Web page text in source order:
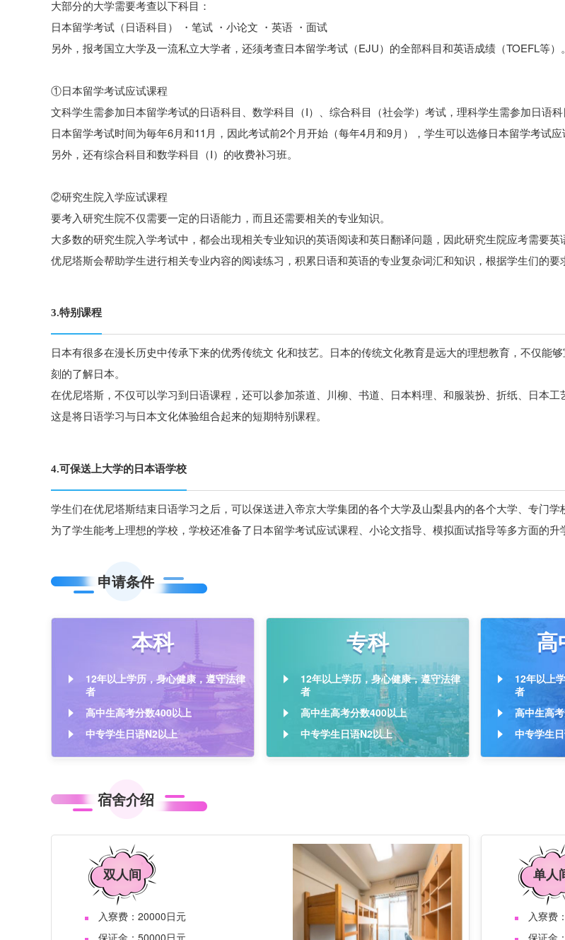
大部分的大学需要考查以下科目：
日本留学考试（日语科目） ・笔试 ・小论文 ・英语 ・面试
另外，报考国立大学及一流私立大学者，还须考查日本留学考试（EJU）的全部科目和英语成绩（TOEFL等）。
①日本留学考试应试课程
文科学生需参加日本留学考试的日语科目、数学科目（Ⅰ）、综合科目（社会学）考试，理科学生需参加日语
日本留学考试时间为毎年6月和11月，因此考试前2个月开始（每年4月和9月），学生可以选修日本留学考试
另外，还有综合科目和数学科目（Ⅰ）的收费补习班。
②研究生院入学应试课程
要考入研究生院不仅需要一定的日语能力，而且还需要相关的专业知识。
大多数的研究生院入学考试中，都会出现相关专业知识的英语阅读和英日翻译问题，因此研究生院应考需要英
优尼塔斯会帮助学生进行相关专业内容的阅读练习，积累日语和英语的专业复杂词汇和知识，根据学生们的
3.特别课程
日本有很多在漫长历史中传承下来的优秀传统文 化和技艺。日本的传统文化教育是远大的理想教育，不仅能
刻的了解日本。
在优尼塔斯，不仅可以学习到日语课程，还可以参加茶道、川柳、书道、日本料理、和服装扮、折纸、日本
这是将日语学习与日本文化体验组合起来的短期特别课程。
4.可保送上大学的日本语学校
学生们在优尼塔斯结束日语学习之后，可以保送进入帝京大学集团的各个大学及山梨县内的各个大学、专门学
为了学生能考上理想的学校，学校还准备了日本留学考试应试课程、小论文指导、模拟面试指导等多方面的升
申请条件
本科
12年以上学历，身心健康，遵守法律
者
高中生高考分数400以上
中专学生日语N2以上
专科
12年以上学历，身心健康，遵守法律
者
高中生高考分数400以上
中专学生日语N2以上
高
12年以上
者
高中生高
中专学生
宿舍介绍
双人间
入寮费：20000日元
保证金：50000日元
单人
入寮费
保证金